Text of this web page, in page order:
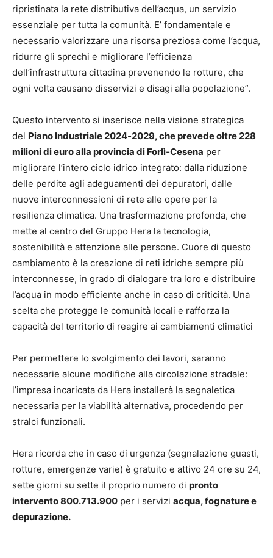
ripristinata la rete distributiva dell’acqua, un servizio
essenziale per tutta la comunità. E’ fondamentale e
necessario valorizzare una risorsa preziosa come l’acqua,
ridurre gli sprechi e migliorare l’efficienza
dell’infrastruttura cittadina prevenendo le rotture, che
ogni volta causano disservizi e disagi alla popolazione”.
Questo intervento si inserisce nella visione strategica
del Piano Industriale 2024‑2029, che prevede oltre 228
milioni di euro alla provincia di Forlì‑Cesena per
migliorare l’intero ciclo idrico integrato: dalla riduzione
delle perdite agli adeguamenti dei depuratori, dalle
nuove interconnessioni di rete alle opere per la
resilienza climatica. Una trasformazione profonda, che
mette al centro del Gruppo Hera la tecnologia,
sostenibilità e attenzione alle persone. Cuore di questo
cambiamento è la creazione di reti idriche sempre più
interconnesse, in grado di dialogare tra loro e distribuire
l’acqua in modo efficiente anche in caso di criticità. Una
scelta che protegge le comunità locali e rafforza la
capacità del territorio di reagire ai cambiamenti climatici
Per permettere lo svolgimento dei lavori, saranno
necessarie alcune modifiche alla circolazione stradale:
l’impresa incaricata da Hera installerà la segnaletica
necessaria per la viabilità alternativa, procedendo per
stralci funzionali.
Hera ricorda che in caso di urgenza (segnalazione guasti,
rotture, emergenze varie) è gratuito e attivo 24 ore su 24,
sette giorni su sette il proprio numero di pronto
intervento 800.713.900 per i servizi acqua, fognature e
depurazione.